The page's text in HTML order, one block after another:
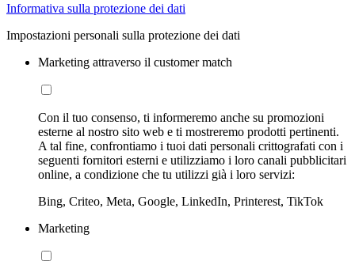
Informativa sulla protezione dei dati
Impostazioni personali sulla protezione dei dati
Marketing attraverso il customer match
Con il tuo consenso, ti informeremo anche su promozioni
esterne al nostro sito web e ti mostreremo prodotti pertinenti.
A tal fine, confrontiamo i tuoi dati personali crittografati con i
seguenti fornitori esterni e utilizziamo i loro canali pubblicitari
online, a condizione che tu utilizzi già i loro servizi:
Bing, Criteo, Meta, Google, LinkedIn, Printerest, TikTok
Marketing